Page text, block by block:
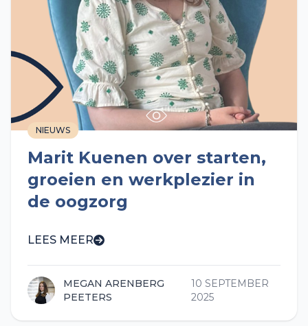
NIEUWS
Marit Kuenen over starten,
groeien en werkplezier in
de oogzorg
LEES MEER
MEGAN ARENBERG
PEETERS
10 SEPTEMBER
2025